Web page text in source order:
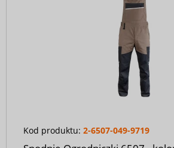
Kod produktu: 2-6507-049-9719